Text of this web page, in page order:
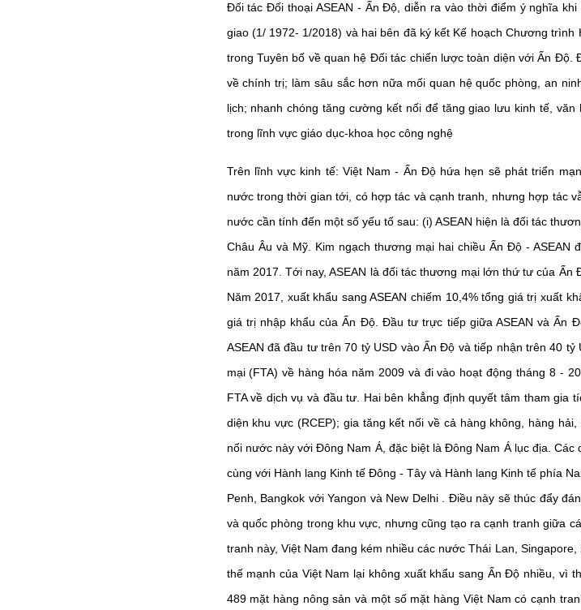
Đối tác Đối thoại ASEAN - Ấn Độ, diễn ra vào thời điểm ý nghĩa
giao (1/ 1972- 1/2018) và hai bên đã ký kết Kế hoạch Chương
trong Tuyên bố về quan hệ Đối tác chiến lược toàn diện với Ấn
về chính trị; làm sâu sắc hơn nữa mối quan hệ quốc phòng, an
lịch; nhanh chóng tăng cường kết nối để tăng giao lưu kinh tế,
trong lĩnh vực giáo dục-khoa học công nghệ
Trên lĩnh vực kinh tế: Việt Nam - Ấn Độ hứa hẹn sẽ phát triển
nước trong thời gian tới, có hợp tác và cạnh tranh, nhưng hợp tác
nước cần tính đến một số yếu tố sau: (i) ASEAN hiện là đối tác
Châu Âu và Mỹ. Kim ngạch thương mại hai chiều Ấn Độ - ASEAN
năm 2017. Tới nay, ASEAN là đối tác thương mại lớn thứ tư của
Năm 2017, xuất khẩu sang ASEAN chiếm 10,4% tổng giá trị xuất
giá trị nhập khẩu của Ấn Độ. Đầu tư trực tiếp giữa ASEAN và Ấn
ASEAN đã đầu tư trên 70 tỷ USD vào Ấn Độ và tiếp nhận trên 40 tỷ
mại (FTA) về hàng hóa năm 2009 và đi vào hoạt động tháng 8 -
FTA về dịch vụ và đầu tư. Hai bên khẳng định quyết tâm tham gia
diện khu vực (RCEP); gia tăng kết nối về cả hàng không, hàng
nối nước này với Đông Nam Á, đặc biệt là Đông Nam Á lục địa.
cùng với Hành lang Kinh tế Đông - Tây và Hành lang Kinh tế phía
Penh, Bangkok với Yangon và New Delhi . Điều này sẽ thúc đẩy
và quốc phòng trong khu vực, nhưng cũng tạo ra cạnh tranh giữa
tranh này, Việt Nam đang kém nhiều các nước Thái Lan,
thế mạnh của Việt Nam lại không xuất khẩu sang Ấn Độ nhiều, vì
489 mặt hàng nông sản và một số mặt hàng Việt Nam có cạnh